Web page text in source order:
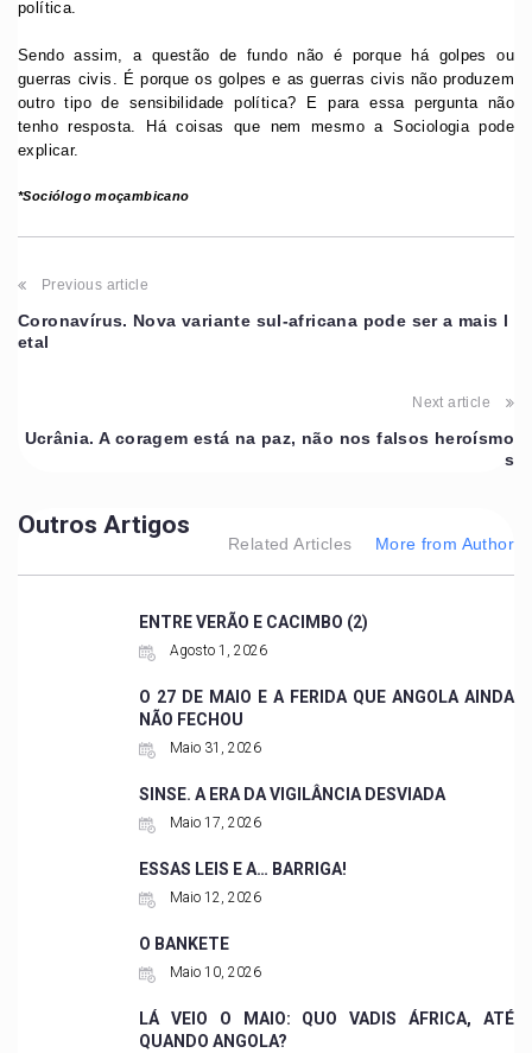
política.
Sendo assim, a questão de fundo não é porque há golpes ou
guerras civis. É porque os golpes e as guerras civis não produzem
outro tipo de sensibilidade política? E para essa pergunta não
tenho resposta. Há coisas que nem mesmo a Sociologia pode
explicar.
*Sociólogo moçambicano
Previous article
Coronavírus. Nova variante sul-africana pode ser a mais l
etal
Next article
Ucrânia. A coragem está na paz, não nos falsos heroísmo
s
Outros Artigos
Related Articles More from Author
ENTRE VERÃO E CACIMBO (2)
Agosto 1, 2026
O 27 DE MAIO E A FERIDA QUE ANGOLA AINDA
NÃO FECHOU
Maio 31, 2026
SINSE. A ERA DA VIGILÂNCIA DESVIADA
Maio 17, 2026
ESSAS LEIS E A… BARRIGA!
Maio 12, 2026
O BANKETE
Maio 10, 2026
LÁ VEIO O MAIO: QUO VADIS ÁFRICA, ATÉ
QUANDO ANGOLA?